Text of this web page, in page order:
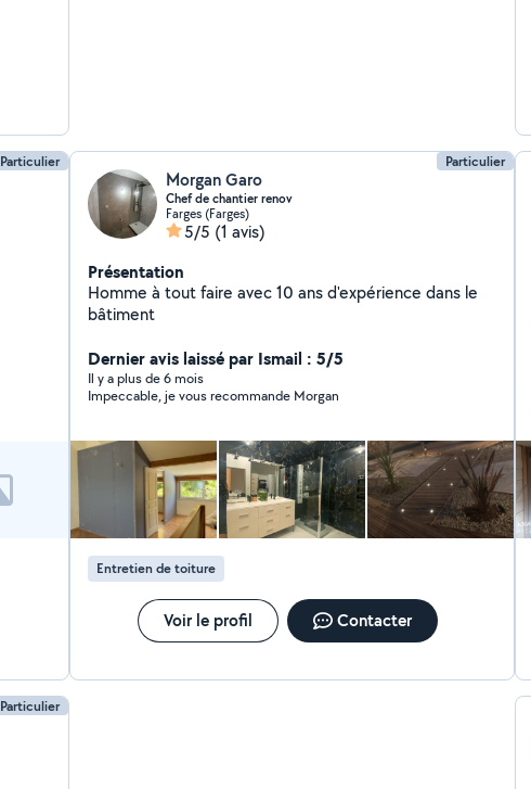
Particulier Particulier
Morgan Garo
Chef de chantier renov
Farges (Farges)
5/5 (1 avis)
Présentation
Homme à tout faire avec 10 ans d'expérience dans le
bâtiment
Dernier avis laissé par Ismail : 5/5
Il y a plus de 6 mois
Impeccable, je vous recommande Morgan
Entretien de toiture
Voir le profil Contacter
Particulier